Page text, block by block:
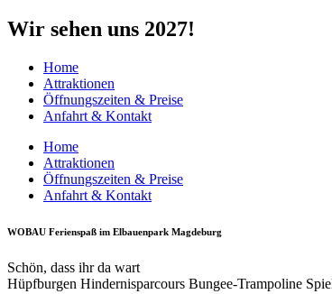
Wir sehen uns 2027!
Home
Attraktionen
Öffnungszeiten & Preise
Anfahrt & Kontakt
Home
Attraktionen
Öffnungszeiten & Preise
Anfahrt & Kontakt
WOBAU Ferienspaß im Elbauenpark Magdeburg
Schön, dass ihr da wart
Hüpfburgen Hindernisparcours Bungee-Trampoline